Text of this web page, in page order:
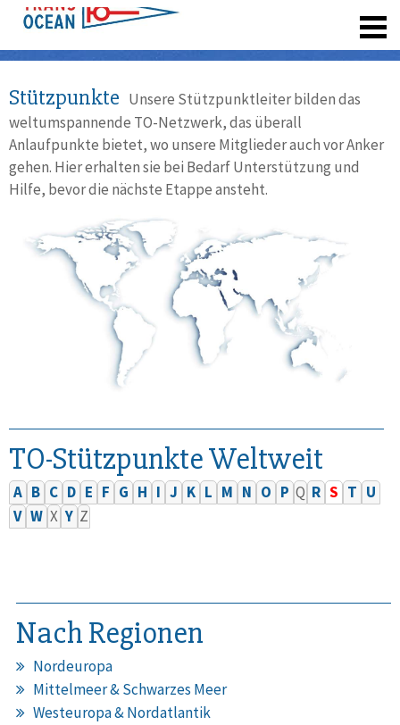
Stützpunkte Unsere Stützpunktleiter bilden das
weltumspannende TO-Netzwerk, das überall
Anlaufpunkte bietet, wo unsere Mitglieder auch vor Anker
gehen. Hier erhalten sie bei Bedarf Unterstützung und
Hilfe, bevor die nächste Etappe ansteht.
TO-Stützpunkte Weltweit
A B C D E F G H I J K L M N O P Q R S T U
V W X Y Z
Nach Regionen
Nordeuropa
Mittelmeer & Schwarzes Meer
Westeuropa & Nordatlantik